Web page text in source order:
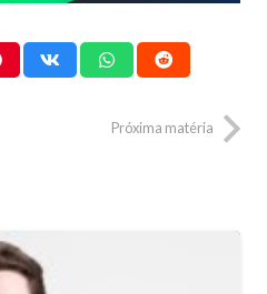
Próxima matéria